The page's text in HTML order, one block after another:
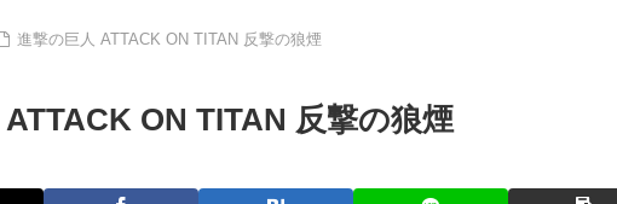
進撃の巨人 ATTACK ON TITAN 反撃の狼煙
ON TITAN 反撃の狼煙